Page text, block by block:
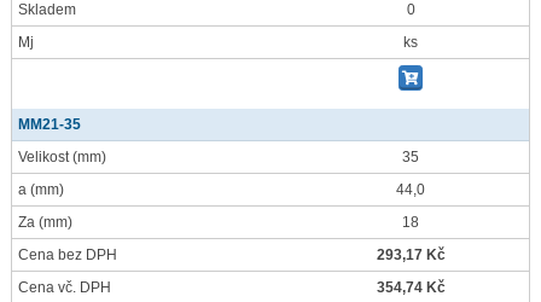
Skladem
0
Mj
ks
MM21-35
Velikost(mm)
35
a (mm)
44,0
Za (mm)
18
Cena bez DPH
293,17 Kč
Cena vč. DPH
354,74 Kč